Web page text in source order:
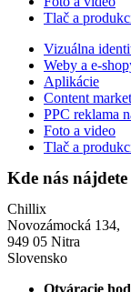
Tlač a
Vizuálna
Weby a e-
Aplikácie
Content
PPC reklama
Foto a video
Tlač a
Kde nás nájdete
Chillix
Novozámocká 134,
949 05 Nitra
Slovensko